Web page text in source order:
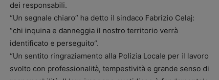
dei responsabili.
“Un segnale chiaro” ha detto il sindaco Fabrizio Celaj:
“chi inquina e danneggia il nostro territorio verrà
identificato e perseguito”.
“Un sentito ringraziamento alla Polizia Locale per il lavoro
svolto con professionalità, tempestività e grande senso di